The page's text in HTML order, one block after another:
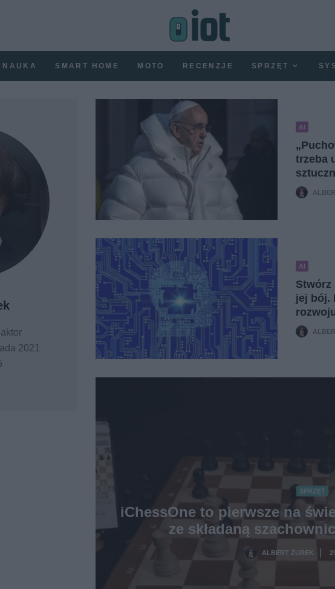
NAUKA SMART HOME MOTO RECENZJE SPRZĘT
2021
AI
trzeba
AI
Stwórz
jej bój.
SPRZĘT
iChessOne to pierwsze na
ze składaną
ALBERT ŻUREK